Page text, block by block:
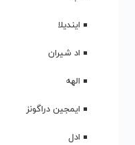
ایندیلا
اد شیران
الهه
ایمجین دراگونز
ادل